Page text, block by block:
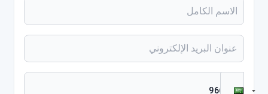
على عدد الكلمات التي ينطقها الأطفال أو ينطقونها، بل
على نطقهم فقط
صعوبة في البلع
صعوبة في تحريك اللسان في الفم باتجاه الحنك أو من